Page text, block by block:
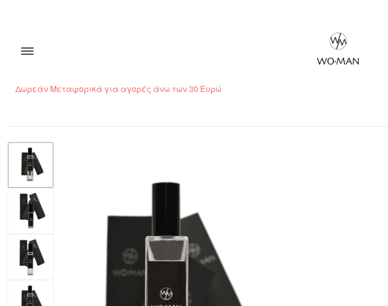
Δωρεάν Μεταφορικά για αγορές άνω των 30 Ευρώ